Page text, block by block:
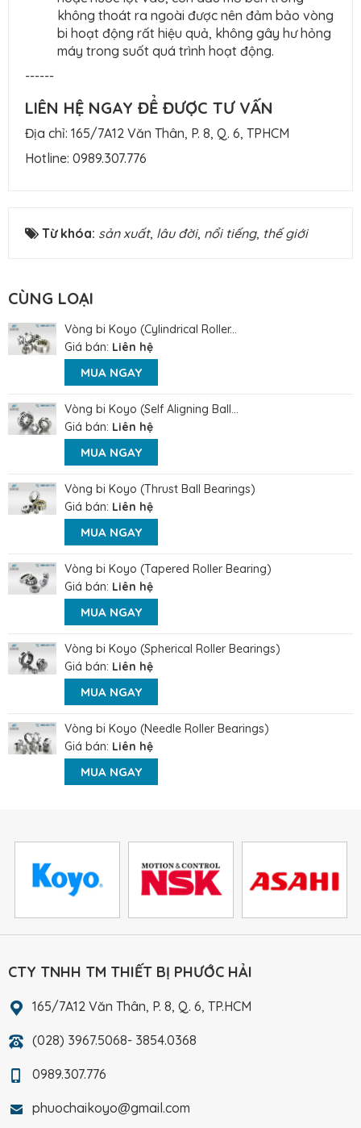
không thoát ra ngoài được nên đảm bảo vòng
bi hoạt động rất hiệu quả, không gây hư hỏng
máy trong suốt quá trình hoạt động.
------
LIÊN HỆ NGAY ĐỂ ĐƯỢC TƯ VẤN
Địa chỉ: 165/7A12 Văn Thân, P. 8, Q. 6, TPHCM
Hotline: 0989.307.776
Từ khóa: sản xuất, lâu đời, nổi tiếng, thế giới
CÙNG LOẠI
Vòng bi Koyo (Cylindrical Roller...
Giá bán: Liên hệ
MUA NGAY
Vòng bi Koyo (Self Aligning Ball...
Giá bán: Liên hệ
MUA NGAY
Vòng bi Koyo (Thrust Ball Bearings)
Giá bán: Liên hệ
MUA NGAY
Vòng bi Koyo (Tapered Roller Bearing)
Giá bán: Liên hệ
MUA NGAY
Vòng bi Koyo (Spherical Roller Bearings)
Giá bán: Liên hệ
MUA NGAY
Vòng bi Koyo (Needle Roller Bearings)
Giá bán: Liên hệ
MUA NGAY
CTY TNHH TM THIẾT BỊ PHƯỚC HẢI
165/7A12 Văn Thân, P. 8, Q. 6, TP.HCM
(028) 3967.5068- 3854.0368
0989.307.776
phuochaikoyo@gmail.com